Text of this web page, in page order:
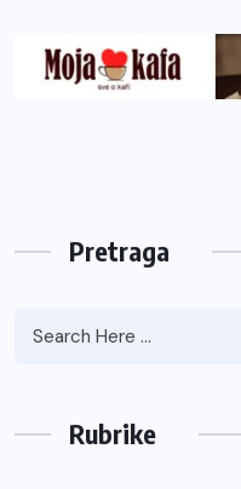
Pretraga
Rubrike